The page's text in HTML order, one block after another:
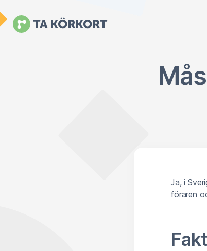
Ja, i
föraren